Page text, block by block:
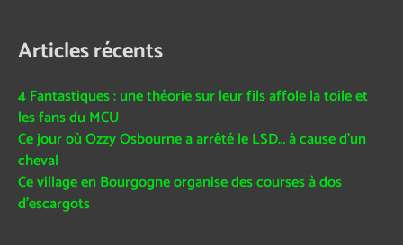
Articles récents
4 Fantastiques : une théorie sur leur fils affole la toile et
les fans du MCU
Ce jour où Ozzy Osbourne a arrêté le LSD… à cause d’un
cheval
Ce village en Bourgogne organise des courses à dos
d’escargots